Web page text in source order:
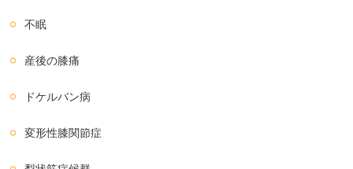
不眠
産後の膝痛
ドケルバン病
変形性膝関節症